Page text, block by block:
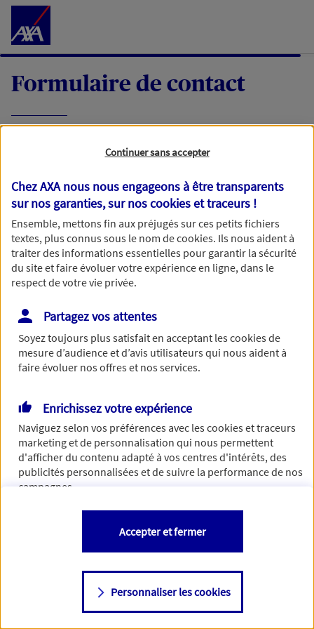
Accéder au Contenu
Formulaire de contact
demande, nous vous répondrons dans les
meilleurs délais par mail ou par téléphone.
Votre message :
Vous disposez de droits sur les informations vous concernant. Pour
plus d’informations,cliquez ici.
Continuer sans accepter
Chez AXA nous nous engageons à être transparents
sur nos garanties, sur noscookies et traceurs !
Ensemble, mettons fin aux préjugés sur ces petits fichiers
textes, plus connus sous le nom decookies. Ils nous aident à
traiter des informations essentielles pour garantir la sécurité
du site et faire évoluer votre expérience en ligne, dans le
respect de votre vie privée.
Partagez vos attentes
Soyez toujours plus satisfait en acceptant lescookiesde
mesure d’audience et d’avis utilisateurs qui nous aident à
faire évoluer nos offres et nos services.
Enrichissez votre expérience
Naviguez selon vos préférences avec lescookies et traceurs
marketing et de personnalisation qui nous permettent
d'afficher du contenu adapté à vos centres d'intérêts, des
publicités personnalisées et de suivre la performance de nos
campagnes.
Vous êtes libre de les accepter, de les refuser comme de
changer d'avis à tout moment en allant sur
Consulter notre politique decookies
Personnaliser les cookies
Accepter et fermer